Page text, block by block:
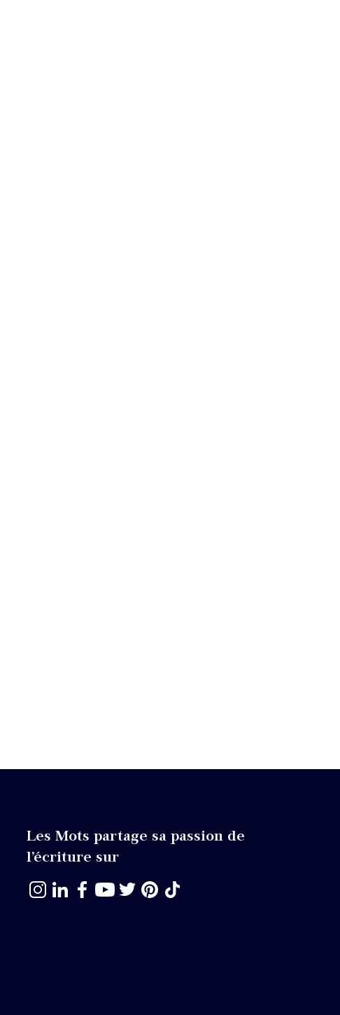
Les Mots partage sa passion de
l’écriture sur